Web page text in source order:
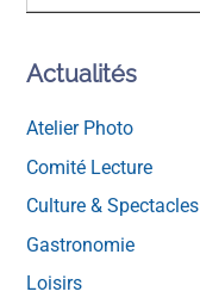
Actualités
Atelier Photo
Comité Lecture
Culture & Spectacles
Gastronomie
Loisirs